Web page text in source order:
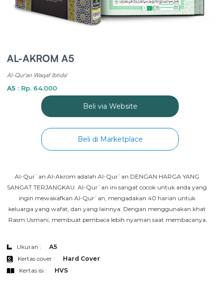
AL-AKROM A5
Al-Qur'an Waqaf Ibtida'
A5 : Rp. 64.000
Beli via Website
Beli di Marketplace
Al-Qur`an Al-Akrom adalah Al-Qur`an DENGAN HARGA YANG
SANGAT TERJANGKAU. Al-Qur`an ini sangat cocok untuk anda yang
ingin mewakafkan Al-Qur`an, mengadakan 40 harian untuk
keluarga yang wafat, dan yang lainnya. Dengan menggunakan khat
Rasm Usmani, membuat pembaca lebih nyaman saat membacanya.
Ukuran :
A5
Kertas cover :
Hard Cover
Kertas isi :
HVS